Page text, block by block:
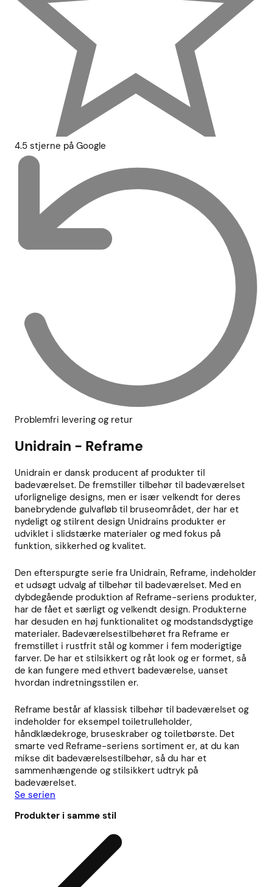
4.5 stjerne på Google
Problemfri levering og retur
Unidrain - Reframe
Unidrain er dansk producent af produkter til
badeværelset. De fremstiller tilbehør til badeværelset
uforlignelige designs, men er især velkendt for deres
banebrydende gulvafløb til bruseområdet, der har et
nydeligt og stilrent design Unidrains produkter er
udviklet i slidstærke materialer og med fokus på
funktion, sikkerhed og kvalitet.
Den efterspurgte serie fra Unidrain, Reframe, indeholder
et udsøgt udvalg af tilbehør til badeværelset. Med en
dybdegående produktion af Reframe-seriens produkter,
har de fået et særligt og velkendt design. Produkterne
har desuden en høj funktionalitet og modstandsdygtige
materialer. Badeværelsestilbehøret fra Reframe er
fremstillet i rustfrit stål og kommer i fem moderigtige
farver. De har et stilsikkert og råt look og er formet, så
de kan fungere med ethvert badeværelse, uanset
hvordan indretningsstilen er.
Reframe består af klassisk tilbehør til badeværelset og
indeholder for eksempel toiletrulleholder,
håndklædekroge, bruseskraber og toiletbørste. Det
smarte ved Reframe-seriens sortiment er, at du kan
mikse dit badeværelsestilbehør, så du har et
sammenhængende og stilsikkert udtryk på
badeværelset.
Se serien
Produkter i samme stil